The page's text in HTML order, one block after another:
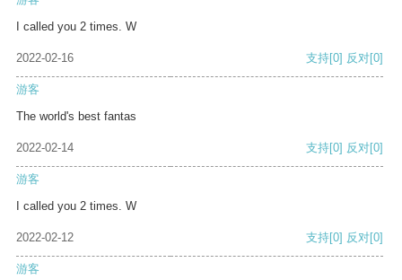
I called you 2 times. W
2022-02-16 支持[0] 反对[0]
游客
The world's best fantas
2022-02-14 支持[0] 反对[0]
游客
I called you 2 times. W
2022-02-12 支持[0] 反对[0]
游客